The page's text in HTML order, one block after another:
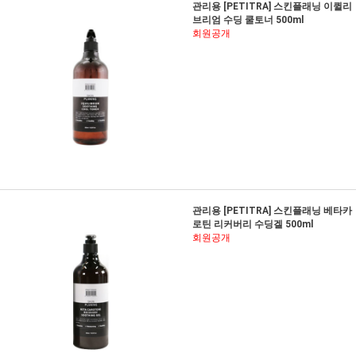
관리용 [PETITRA] 스킨플래닝 이퀼리
브리엄 수딩 쿨토너 500ml
회원공개
관리용 [PETITRA] 스킨플래닝 베타카
로틴 리커버리 수딩겔 500ml
회원공개